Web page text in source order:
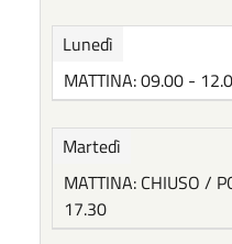
Lunedì
MATTINA: 09.00 -
Martedì
MATTINA: CHIUSO /
17.30